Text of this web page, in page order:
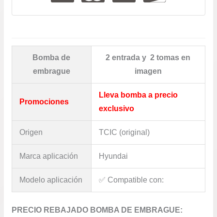
Bomba de
embrague
2 entrada y 2 tomas en
imagen
Promociones
Lleva bomba a precio
exclusivo
Origen TCIC (original)
Marca aplicación Hyundai
Modelo aplicación ✅​ Compatible con:
PRECIO REBAJADO BOMBA DE EMBRAGUE: